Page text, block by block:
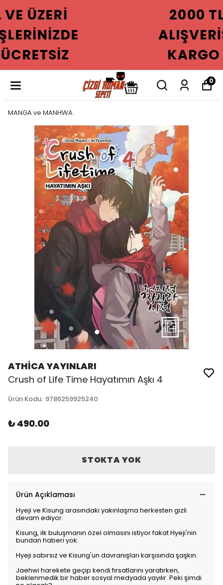
2000 TL VE ÜZERI
ALIŞVERIŞLERINIZDE
KARGO ÜCRETSIZ
0
MANGA ve MANHWA
ATHİCA YAYINLARI
Crush of Life Time Hayatımın Aşkı 4
Ürün Kodu: 9786259925240
₺ 490.00
STOKTA YOK
Ürün Açıklaması
Hyeji ve Kisung arasındaki yakınlaşma herkesten gizli
devam ediyor.
Kisung, ilk buluşmanın özel olmasını istiyor fakat Hyeji'nin
bundan haberi yok.
Hyeji sabırsız ve Kisung'un davranışları karşısında şaşkın.
Jaehwi harekete geçip kendi fırsatlarını yaratırken,
beklenmedik bir haber sosyal medyada yayılır. Peki şimdi